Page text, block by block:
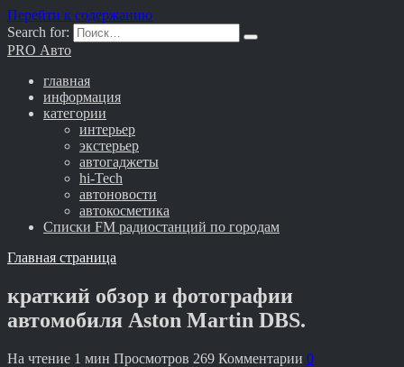
Перейти к содержанию
Search for:
PRO Авто
главная
информация
категории
интерьер
экстерьер
автогаджеты
hi-Tech
автоновости
автокосметика
Списки FM радиостанций по городам
Главная страница
краткий обзор и фотографии
автомобиля Aston Martin DBS.
На чтение 1 мин Просмотров 269 Комментарии 0